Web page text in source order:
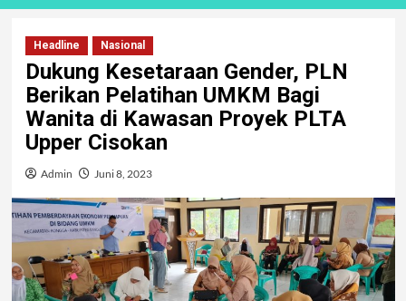
Headline Nasional
Dukung Kesetaraan Gender, PLN
Berikan Pelatihan UMKM Bagi
Wanita di Kawasan Proyek PLTA
Upper Cisokan
Admin Juni 8, 2023